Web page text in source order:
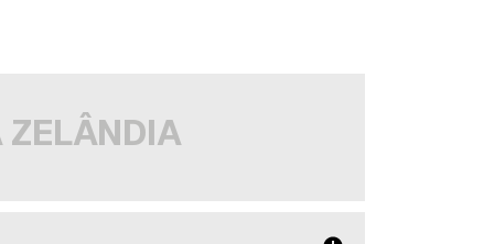
ZELÂNDIA